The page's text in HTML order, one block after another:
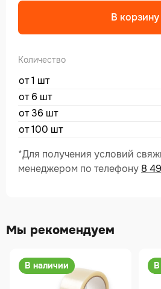
В корзину
Количество
от 1 шт
от 6 шт
от 36 шт
от 100 шт
*Для получения условий
менеджером по телефону 8
Мы рекомендуем
В наличии